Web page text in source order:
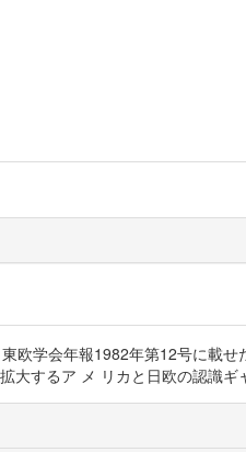
欧学会年報1982年第12号に載
大するア メ リカと日欧の認識